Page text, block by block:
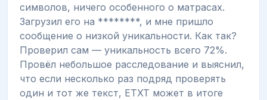
символов, ничего особенного о матрасах.
Загрузил его на ********, и мне пришло
сообщение о низкой уникальности. Как так?
Проверил сам — уникальность всего 72%.
Провёл небольшое расследование и выяснил,
что если несколько раз подряд проверять
один и тот же текст, ЕТХТ может в итоге